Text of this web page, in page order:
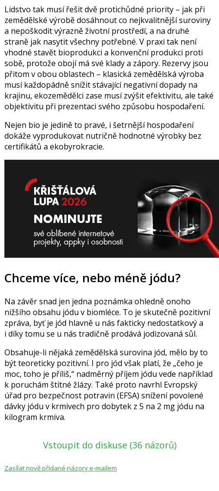
Lidstvo tak musí řešit dvě protichůdné priority – jak při
zemědělské výrobě dosáhnout co nejkvalitnější suroviny
a nepoškodit výrazně životní prostředí, a na druhé
straně jak nasytit všechny potřebné. V praxi tak není
vhodné stavět bioprodukci a konvenční produkci proti
sobě, protože obojí má své klady a zápory. Rezervy jsou
přitom v obou oblastech – klasická zemědělská výroba
musí každopádně snížit stávající negativní dopady na
krajinu, ekozemědělci zase musí zvýšit efektivitu, ale také
objektivitu při prezentaci svého způsobu hospodaření.
Nejen bio je jedině to pravé, i šetrnější hospodaření
dokáže vyprodukovat nutričně hodnotné výrobky bez
certifikátů a ekobyrokracie.
Chceme více, nebo méně jódu?
Na závěr snad jen jedna poznámka ohledně onoho
nižšího obsahu jódu v biomléce. To je skutečně pozitivní
zpráva, byť je jód hlavně u nás fakticky nedostatkový a
i díky tomu se u nás tradičně prodává jodizovaná sůl.
Obsahuje-li nějaká zemědělská surovina jód, mělo by to
být teoreticky pozitivní. I pro jód však platí, že „čeho je
moc, toho je příliš,“ nadměrný příjem jódu vede například
k poruchám štítné žlázy. Také proto navrhl Evropský
úřad pro bezpečnost potravin (EFSA) snížení povolené
dávky jódu v krmivech pro dobytek z 5 na 2 mg jódu na
kilogram krmiva.
Vstoupit do diskuse (36 názorů)
Zasílat nově přidané názory e-mailem